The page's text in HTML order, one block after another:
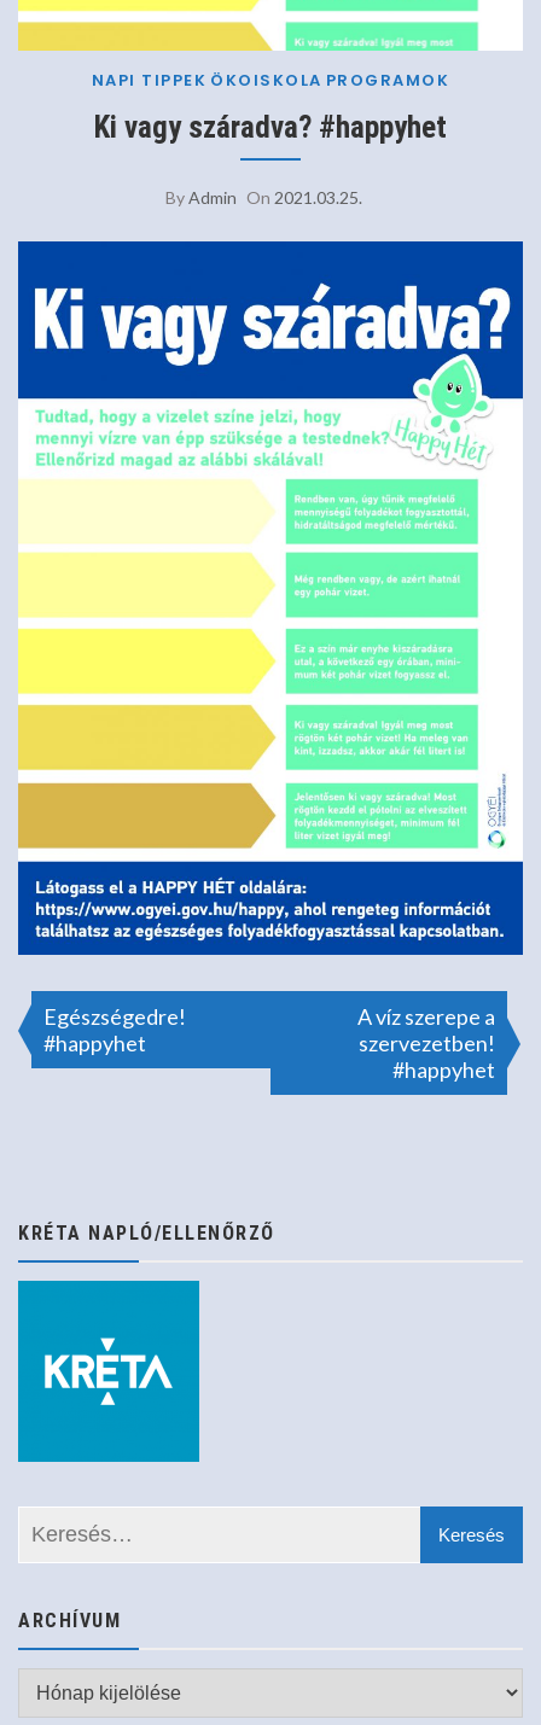
NAPI TIPPEK ÖKOISKOLA PROGRAMOK
Ki vagy száradva? #happyhet
ByAdmin On 2021.03.25.
Bejegyzés
Egészségedre!
#happyhet
A víz szerepe a
szervezetben!
#happyhet
KRÉTA NAPLÓ/ELLENŐRZŐ
ARCHÍVUM
Archívum